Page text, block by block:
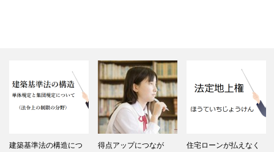
建築基準法の構造につ 得点アップにつなが 住宅ローンが払えなく